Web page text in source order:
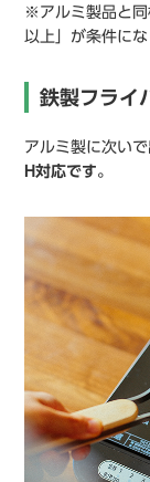
※アルミ製品と
以上」が条件にな
鉄製フライ
アルミ製に次い
H対応です。